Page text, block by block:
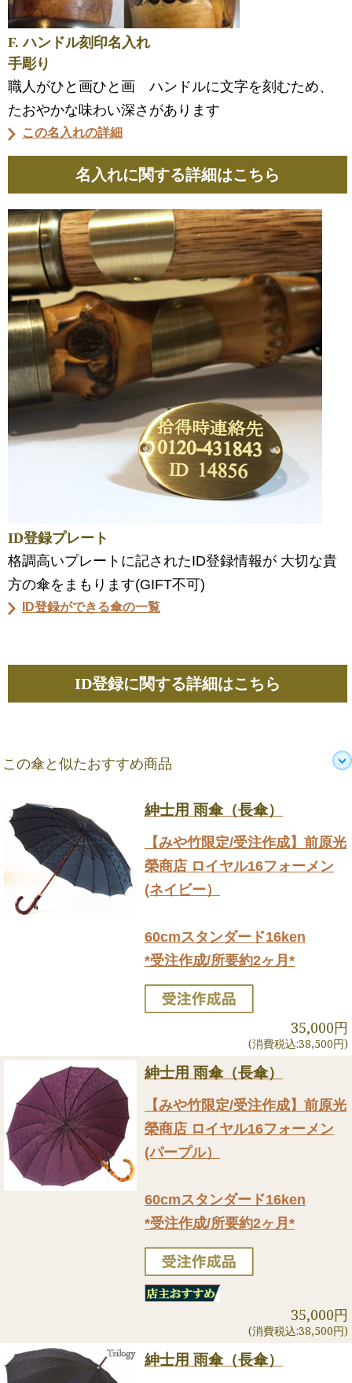
F. ハンドル刻印名入れ
手彫り
職人がひと画ひと画 ハンドルに文字を刻むため、
たおやかな味わい深さがあります
この名入れの詳細
名入れに関する詳細はこちら
ID登録プレート
格調高いプレートに記されたID登録情報が 大切な貴
方の傘をまもります(GIFT不可)
ID登録ができる傘の一覧
ID登録に関する詳細はこちら
この傘と似たおすすめ商品
紳士用 雨傘（長傘）
【みや竹限定/受注作成】前原光
榮商店 ロイヤル16フォーメン
(ネイビー）
60cmスタンダード16ken
*受注作成/所要約2ヶ月*
35,000円
(消費税込:38,500円)
紳士用 雨傘（長傘）
【みや竹限定/受注作成】前原光
榮商店 ロイヤル16フォーメン
(パープル）
60cmスタンダード16ken
*受注作成/所要約2ヶ月*
35,000円
(消費税込:38,500円)
紳士用 雨傘（長傘）